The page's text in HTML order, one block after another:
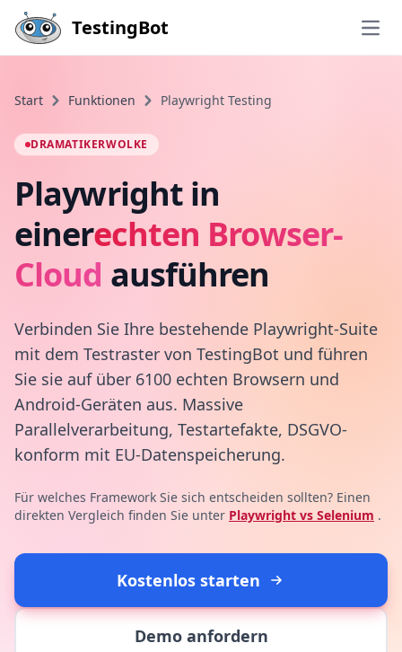
Skip to main content
TestingBot
Start Funktionen Playwright Testing
DRAMATIKERWOLKE
Playwright in
einerechten Browser-
Cloud ausführen
Verbinden Sie Ihre bestehende Playwright-Suite
mit dem Testraster von TestingBot und führen
Sie sie auf über 6100 echten Browsern und
Android-Geräten aus. Massive
Parallelverarbeitung, Testartefakte, DSGVO-
konform mit EU-Datenspeicherung.
Für welches Framework Sie sich entscheiden sollten? Einen
direkten Vergleich finden Sie unter Playwright vs Selenium .
Kostenlos starten
Demo anfordern